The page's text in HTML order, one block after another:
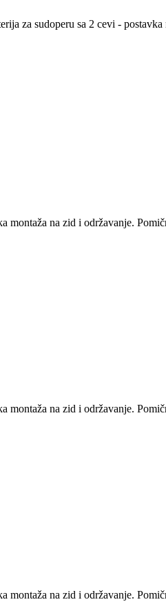
za sudoperu sa 2 cevi -
montaža na zid i održavanje.
montaža na zid i održavanje.
montaža na zid i održavanje.